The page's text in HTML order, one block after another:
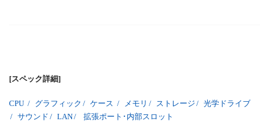
[スペック詳細]
CPU / グラフィック / ケース / メモリ / ストレージ / 光学ドライブ
/ サウンド / LAN/ 拡張ポート･内部スロット